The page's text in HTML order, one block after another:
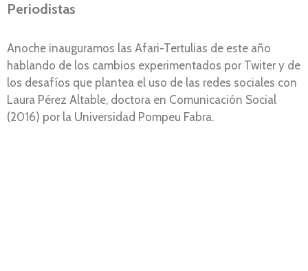
Periodistas
Anoche inauguramos las Afari-Tertulias de este año
hablando de los cambios experimentados por Twiter y de
los desafíos que plantea el uso de las redes sociales con
Laura Pérez Altable, doctora en Comunicación Social
(2016) por la Universidad Pompeu Fabra.